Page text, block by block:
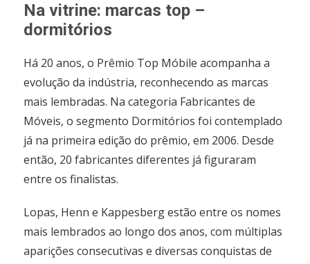
Na vitrine: marcas top –
dormitórios
Há 20 anos, o Prêmio Top Móbile acompanha a
evolução da indústria, reconhecendo as marcas
mais lembradas. Na categoria Fabricantes de
Móveis, o segmento Dormitórios foi contemplado
já na primeira edição do prêmio, em 2006. Desde
então, 20 fabricantes diferentes já figuraram
entre os finalistas.
Lopas, Henn e Kappesberg estão entre os nomes
mais lembrados ao longo dos anos, com múltiplas
aparições consecutivas e diversas conquistas de